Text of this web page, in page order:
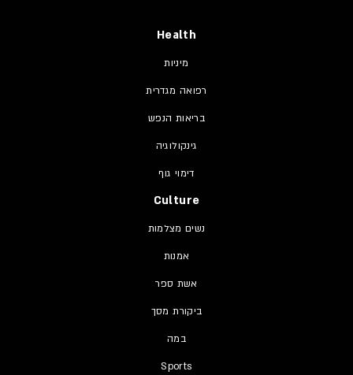
Health
מיניות
רפואה מגדרית
בריאות הנפש
גינקולוגיה
דימוי גוף
Culture
נשים מצלמות
אמנות
אשת ספר
ביקורת מסך
במה
Sports